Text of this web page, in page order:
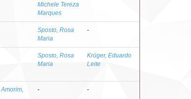
Michele Tereza
Marques
Sposto, Rosa
Maria
-
Sposto, Rosa
Maria
Krüger, Eduardo
Leite
Amorim,
- -